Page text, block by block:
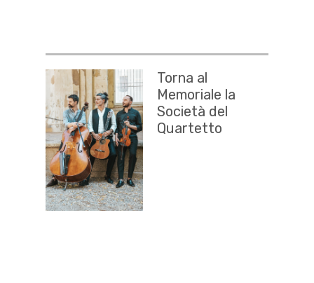
Torna al
Memoriale la
Società del
Quartetto